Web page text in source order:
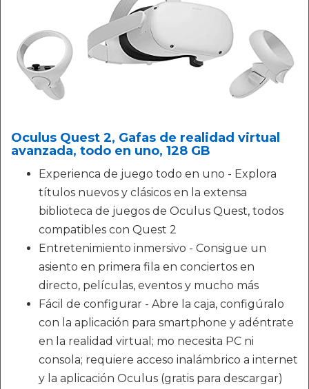
Oculus Quest 2, Gafas de realidad virtual
avanzada, todo en uno, 128 GB
Experienca de juego todo en uno - Explora
títulos nuevos y clásicos en la extensa
biblioteca de juegos de Oculus Quest, todos
compatibles con Quest 2
Entretenimiento inmersivo - Consigue un
asiento en primera fila en conciertos en
directo, películas, eventos y mucho más
Fácil de configurar - Abre la caja, configúralo
con la aplicación para smartphone y adéntrate
en la realidad virtual; mo necesita PC ni
consola; requiere acceso inalámbrico a internet
y la aplicación Oculus (gratis para descargar)